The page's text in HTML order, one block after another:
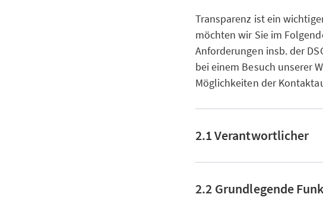
Transparenz ist ein
möchten wir Sie im
Anforderungen insb. der
bei einem Besuch unserer
Möglichkeiten der
2.1 Verantwortlicher
2.2 Grundlegende